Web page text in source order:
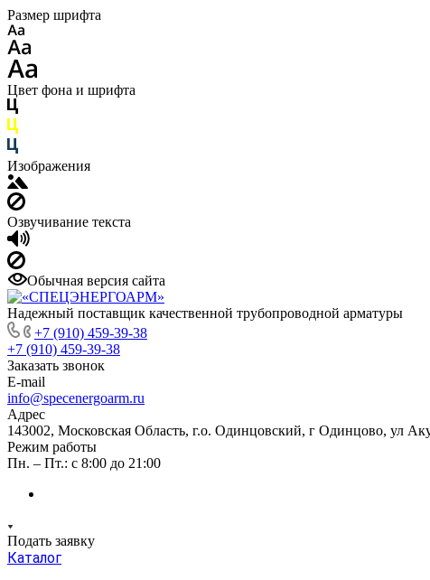
Размер шрифта
Цвет фона и шрифта
Изображения
Озвучивание текста
Обычная версия сайта
Надежный поставщик качественной трубопроводной арматуры
+7 (910) 459-39-38
+7 (910) 459-39-38
Заказать звонок
E-mail
info@specenergoarm.ru
Адрес
143002, Московская Область, г.о. Одинцовский, г Одинцово, ул
Режим работы
Пн. – Пт.: с 8:00 до 21:00
Подать заявку
Каталог